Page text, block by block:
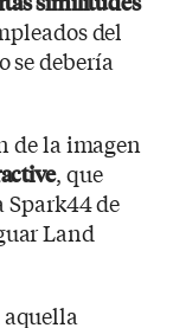
del
se debería
de la imagen
, que
Spark44 de
Land